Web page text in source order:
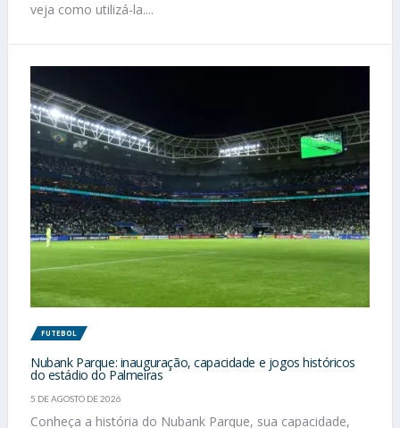
veja como utilizá-la....
FUTEBOL
Nubank Parque: inauguração, capacidade e jogos históricos
do estádio do Palmeiras
5 DE AGOSTO DE 2026
Conheça a história do Nubank Parque, sua capacidade,